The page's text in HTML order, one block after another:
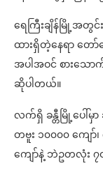
ရေကြီးချိန်မြို့အတွ
ထားရှိတဲ့နေရာ တော်တ
အပါအဝင် စားသေ
ဆိုပါတယ်။
လက်ရှိ ခန္တီမြို့ပေါ်
တဗူး ၁၀၀၀၀ ကျေ
ကျော်နဲ့ ဘဲဥတလုံး